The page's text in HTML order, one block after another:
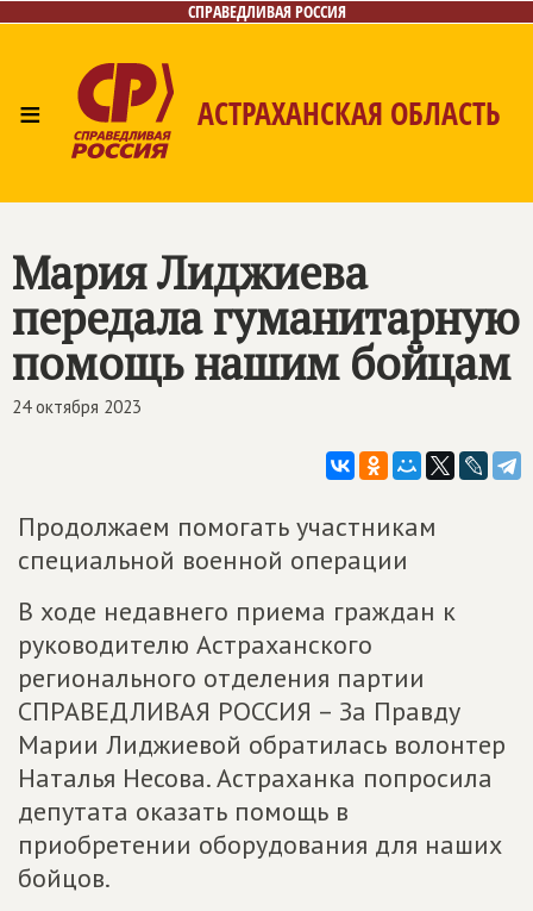
СПРАВЕДЛИВАЯ РОССИЯ
≡ АСТРАХАНСКАЯ ОБЛАСТЬ
Мария Лиджиева
передала гуманитарную
помощь нашим бойцам
24 октября 2023
Продолжаем помогать участникам
специальной военной операции
В ходе недавнего приема граждан к
руководителю Астраханского
регионального отделения партии
СПРАВЕДЛИВАЯ РОССИЯ – За Правду
Марии Лиджиевой обратилась волонтер
Наталья Несова. Астраханка попросила
депутата оказать помощь в
приобретении оборудования для наших
бойцов.